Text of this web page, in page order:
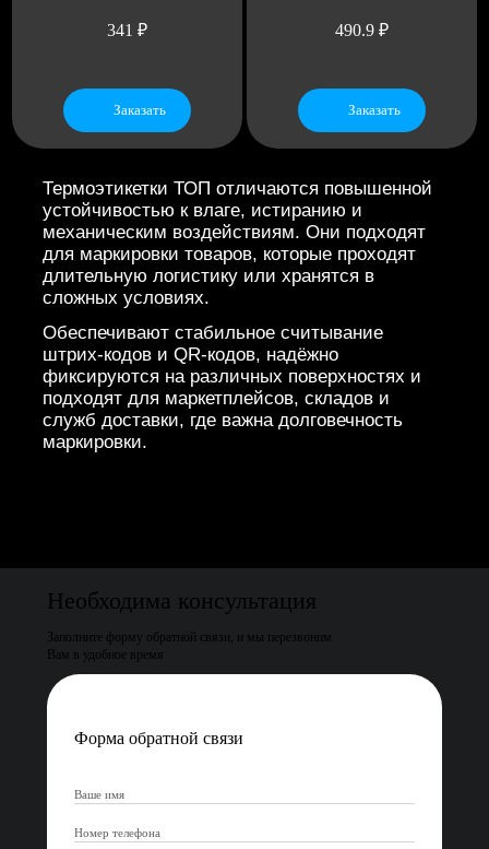
341 ₽
Заказать
40
490.9₽
Заказать
28
Термоэтикетки ТОП отличаются повышенной
устойчивостью к влаге, истиранию и
механическим воздействиям. Они подходят
для маркировки товаров, которые проходят
длительную логистику или хранятся в
сложных условиях.
Обеспечивают стабильное считывание
штрих-кодов и QR-кодов, надёжно
фиксируются на различных поверхностях и
подходят для маркетплейсов, складов и
служб доставки, где важна долговечность
маркировки.
Необходима консультация
Заполните форму обратной связи, и мы перезвоним
Вам в удобное время
Форма обратной связи